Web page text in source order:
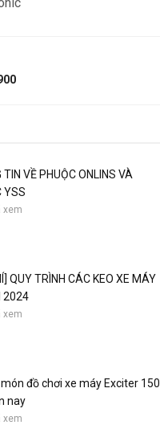
TIN VỀ PHUỘC ONLINS VÀ
YSS
xem
QUY TRÌNH CÁC KEO XE MÁY
2024
xem
đồ chơi xe máy Exciter 150
nay
xem